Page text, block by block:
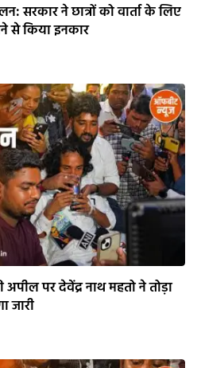
सरकार ने छात्रों को वार्ता के लिए
से किया इनकार
पर देवेंद्र नाथ महतो ने तोड़ा
जारी